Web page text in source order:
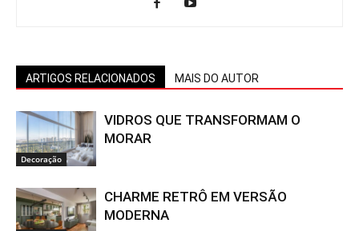
ARTIGOS RELACIONADOS MAIS DO AUTOR
Decoração
VIDROS QUE TRANSFORMAM O
MORAR
CHARME RETRÔ EM VERSÃO
MODERNA